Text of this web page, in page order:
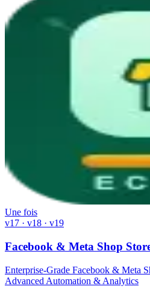
Une fois
v17 · v18 · v19
Facebook & Meta Shop
Enterprise-Grade Facebook & Meta
Advanced Automation & Analytics